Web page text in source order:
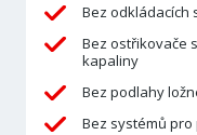
Bez odkládacích
Bez ostřikovače
kapaliny
Bez podlahy
Bez systémů